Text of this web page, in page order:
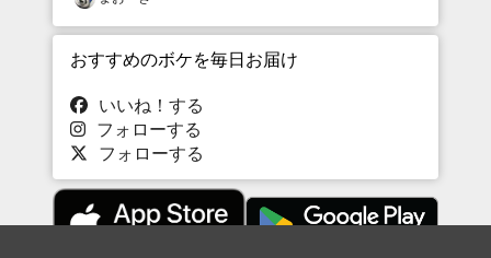
おすすめのボケを毎日お届け
いいね！する
フォローする
フォローする